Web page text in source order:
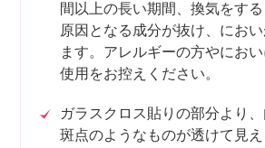
間以上の長い期間、換気をす
原因となる成分が抜け、にお
ます。アレルギーの方やにお
使用をお控えください。
ガラスクロス貼りの部分より
斑点のようなものが透けて見